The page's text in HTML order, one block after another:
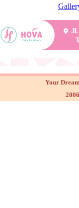
Your